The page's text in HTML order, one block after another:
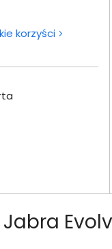
korzyści